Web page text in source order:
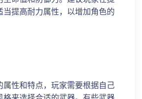
当提高耐力属性，以增加角色的
属性和特点，玩家需要根据自己